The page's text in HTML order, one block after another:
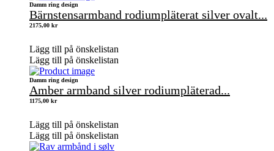
Damm ring design
Bärnstensarmband rodiumpläterat silver ovalt...
2175,00 kr
Lägg till på önskelistan
Lägg till på önskelistan
Damm ring design
Amber armband silver rodiumpläterad...
1175,00 kr
Lägg till på önskelistan
Lägg till på önskelistan